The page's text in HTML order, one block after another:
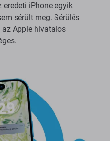
eredeti iPhone egyik
sérült meg. Sérülés
Apple hivatalos